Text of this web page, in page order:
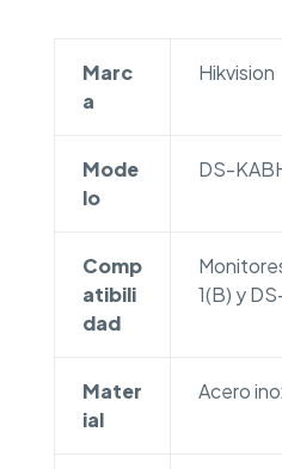
Marc
a
Hikvision
Mode
lo
DS-
Comp
atibili
dad
1(B) y
Mater
ial
Acero